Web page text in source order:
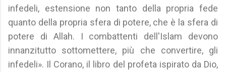
infedeli, estensione non tanto della propria fede
quanto della propria sfera di potere, che è la sfera di
potere di Allah. I combattenti dell'Islam devono
innanzitutto sottomettere, più che convertire, gli
infedeli». Il Corano, il libro del profeta ispirato da Dio,